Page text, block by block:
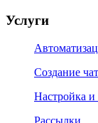
Услуги
Создание
Настройка и